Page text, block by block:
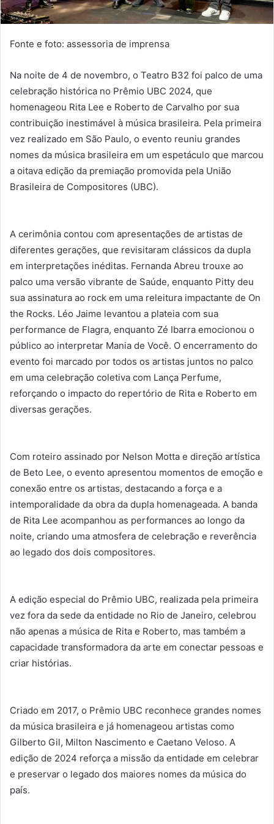
Fonte e foto: assessoria de imprensa
Na noite de 4 de novembro, o Teatro B32 foi palco de uma
celebração histórica no Prêmio UBC 2024, que
homenageou Rita Lee e Roberto de Carvalho por sua
contribuição inestimável à música brasileira. Pela primeira
vez realizado em São Paulo, o evento reuniu grandes
nomes da música brasileira em um espetáculo que marcou
a oitava edição da premiação promovida pela União
Brasileira de Compositores (UBC).
A cerimônia contou com apresentações de artistas de
diferentes gerações, que revisitaram clássicos da dupla
em interpretações inéditas. Fernanda Abreu trouxe ao
palco uma versão vibrante de Saúde, enquanto Pitty deu
sua assinatura ao rock em uma releitura impactante de On
the Rocks. Léo Jaime levantou a plateia com sua
performance de Flagra, enquanto Zé Ibarra emocionou o
público ao interpretar Mania de Você. O encerramento do
evento foi marcado por todos os artistas juntos no palco
em uma celebração coletiva com Lança Perfume,
reforçando o impacto do repertório de Rita e Roberto em
diversas gerações.
Com roteiro assinado por Nelson Motta e direção artística
de Beto Lee, o evento apresentou momentos de emoção e
conexão entre os artistas, destacando a força e a
intemporalidade da obra da dupla homenageada. A banda
de Rita Lee acompanhou as performances ao longo da
noite, criando uma atmosfera de celebração e reverência
ao legado dos dois compositores.
A edição especial do Prêmio UBC, realizada pela primeira
vez fora da sede da entidade no Rio de Janeiro, celebrou
não apenas a música de Rita e Roberto, mas também a
capacidade transformadora da arte em conectar pessoas e
criar histórias.
Criado em 2017, o Prêmio UBC reconhece grandes nomes
da música brasileira e já homenageou artistas como
Gilberto Gil, Milton Nascimento e Caetano Veloso. A
edição de 2024 reforça a missão da entidade em celebrar
e preservar o legado dos maiores nomes da música do
país.